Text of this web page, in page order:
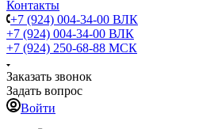
Контакты
+7 (924) 004-34-00 ВЛК
+7 (924) 004-34-00 ВЛК
+7 (924) 250-68-88 МСК
Заказать звонок
Задать вопрос
Войти